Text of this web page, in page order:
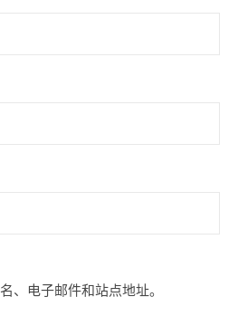
、电子邮件和站点地址。